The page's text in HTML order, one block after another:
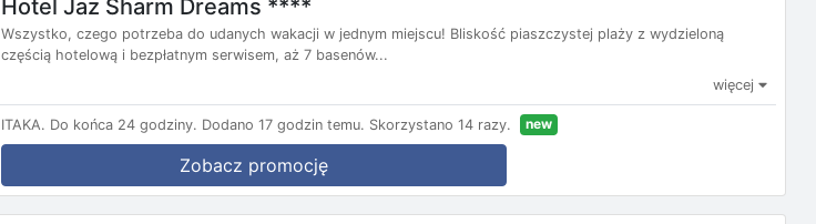
Hotel Jaz Sharm Dreams ****
Wszystko, czego potrzeba do udanych wakacji w jednym miejscu! Bliskość piaszczystej plaży z wydzieloną
częścią hotelową i bezpłatnym serwisem, aż 7 basenów...
więcej
ITAKA. Do końca 24 godziny. Dodano 17 godzin temu. Skorzystano 14 razy. new
Zobacz promocję